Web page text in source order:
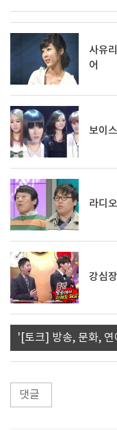
사유
어
보이
라디
강심
'[토크] 방송, 문화, 연
댓글